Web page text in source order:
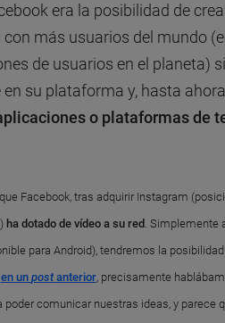
era la posibilidad de
más usuarios del mundo
de usuarios en el planeta)
su plataforma y, hasta
o plataformas de
Facebook, tras adquirir Instagram
ha dotado de vídeo a su red . Simplemente
para Android), tendremos la
en un postanterior, precisamente
comunicar nuestras ideas, y parece